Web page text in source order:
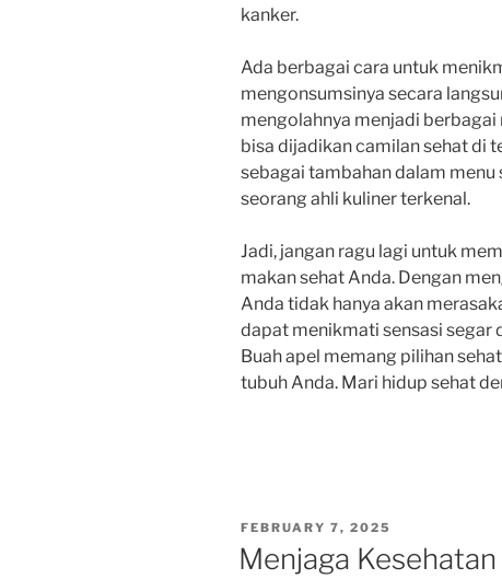
kanker.
Ada berbagai cara untuk
mengonsumsinya secara
mengolahnya menjadi berbagai
bisa dijadikan camilan sehat di
sebagai tambahan dalam menu
seorang ahli kuliner terkenal.
Jadi, jangan ragu lagi untuk
makan sehat Anda. Dengan
Anda tidak hanya akan
dapat menikmati sensasi segar
Buah apel memang pilihan
tubuh Anda. Mari hidup sehat
POSTED
ON
FEBRUARY 7, 2025
Menjaga